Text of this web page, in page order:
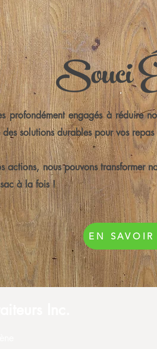
Souci
profondément engagés à réduire
solutions durables pour vos
actions, nous pouvons transformer
à la fois !
EN SAVOIR